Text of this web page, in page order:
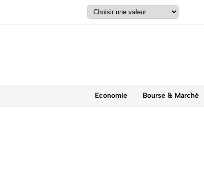
Economie Bourse & Marché